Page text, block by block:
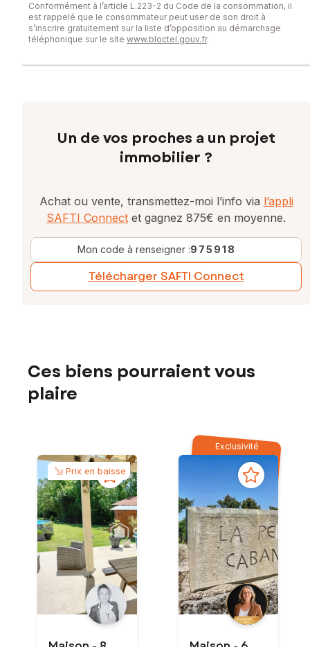
Conformément à l’article L.223-2 du Code de la consommation, il
est rappelé que le consommateur peut user de son droit à
s’inscrire gratuitement sur la liste d’opposition au démarchage
téléphonique sur le site www.bloctel.gouv.fr.
Un de vos proches a un projet
immobilier ?
Achat ou vente, transmettez-moi l’info via l’appli
SAFTI Connect et gagnez 875€ en moyenne.
Mon code à renseigner :975918
Télécharger SAFTI Connect
Ces biens pourraient vous
plaire
Prix en baisse
Exclusivité